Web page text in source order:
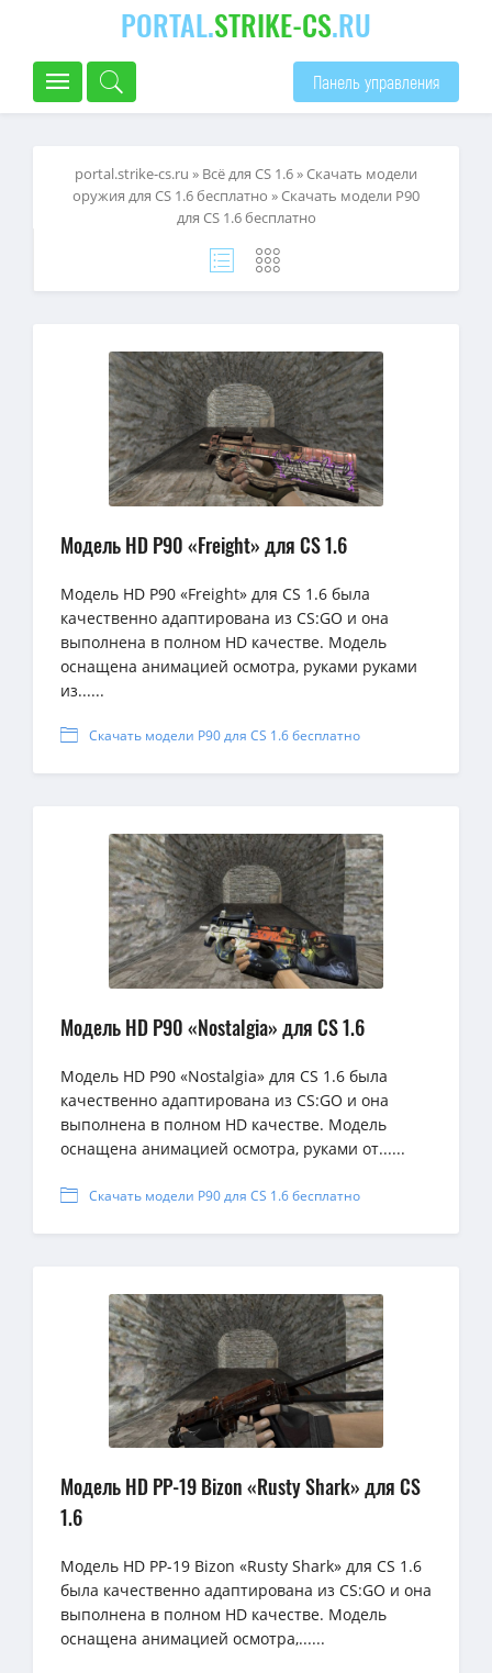
PORTAL.STRIKE-CS.RU
Панель управления
portal.strike-cs.ru » Всё для CS 1.6»Скачать модели
оружия для CS 1.6 бесплатно » Скачать модели P90
для CS 1.6 бесплатно
Модель HD P90 «Freight» для CS 1.6
Модель HD P90 «Freight» для CS 1.6 была
качественно адаптирована из CS:GO и она
выполнена в полном HD качестве. Модель
оснащена анимацией осмотра, руками руками
из......
Скачать модели P90 для CS 1.6 бесплатно
Модель HD P90 «Nostalgia» для CS 1.6
Модель HD P90 «Nostalgia» для CS 1.6 была
качественно адаптирована из CS:GO и она
выполнена в полном HD качестве. Модель
оснащена анимацией осмотра, руками от......
Скачать модели P90 для CS 1.6 бесплатно
Модель HD PP-19 Bizon «Rusty Shark» для CS
1.6
Модель HD PP-19 Bizon «Rusty Shark» для CS 1.6
была качественно адаптирована из CS:GO и она
выполнена в полном HD качестве. Модель
оснащена анимацией осмотра,......